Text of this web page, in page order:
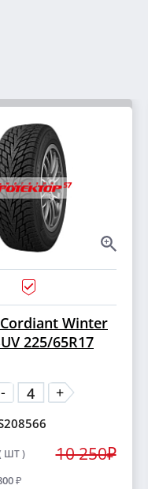
Winter
225/65R17
-
+
ШТ ) 10 250₽
₽